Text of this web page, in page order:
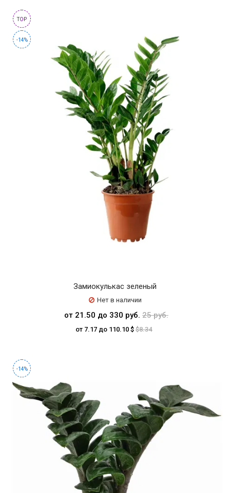
TOP
-14%
Замиокулькас зеленый
Нет в наличии
от 21.50 до 330 руб. 25 руб.
от 7.17 до 110.10 $ $8.34
-14%